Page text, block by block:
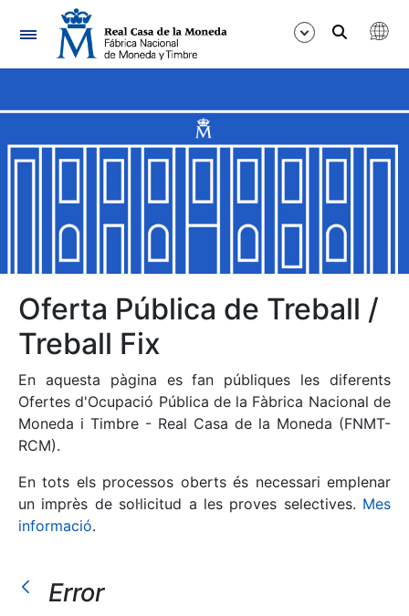
Navegació
Mostra/Amaga
Mostra/Amaga
Mostra/Amaga
Mostra/Amaga
Oferta Pública de Treball /
Treball Fix
En aquesta pàgina es fan públiques les diferents
Ofertes d'Ocupació Pública de la Fàbrica Nacional de
Moneda i Timbre - Real Casa de la Moneda (FNMT-
RCM).
En tots els processos oberts és necessari emplenar
un imprès de sol·licitud a les proves selectives. Mes
informació.
Error